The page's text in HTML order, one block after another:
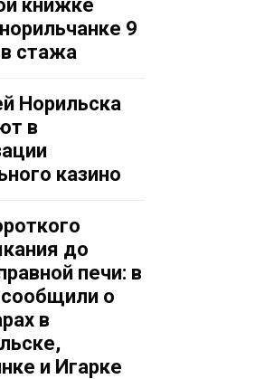
книжке
9
стажа
Норильска
в
казино
до
печи: в
о
в
и Игарке